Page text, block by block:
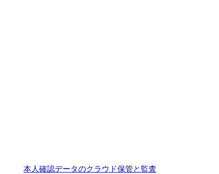
本人確認データのクラウド保管と監査